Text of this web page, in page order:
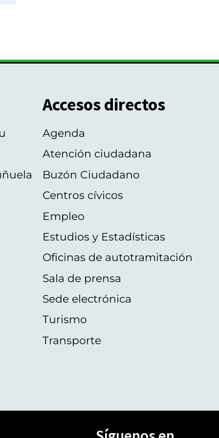
Accesos directos
Agenda
Atención ciudadana
Buzón Ciudadano
Centros cívicos
Empleo
Estudios y Estadísticas
Oficinas de autotramitación
Sala de prensa
Sede electrónica
Turismo
Transporte